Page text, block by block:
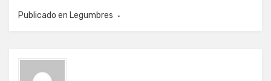
Publicado en Legumbres